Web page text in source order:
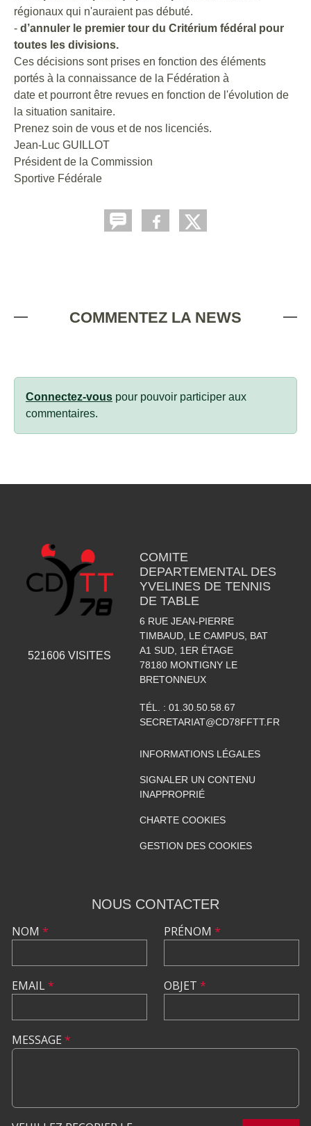
régionaux qui n'auraient pas débuté.
- d’annuler le premier tour du Critérium fédéral pour
toutes les divisions.
Ces décisions sont prises en fonction des éléments
portés à la connaissance de la Fédération à
date et pourront être revues en fonction de l'évolution de
la situation sanitaire.
Prenez soin de vous et de nos licenciés.
Jean-Luc GUILLOT
Président de la Commission
Sportive Fédérale
COMMENTEZ LA NEWS
Connectez-vous pour pouvoir participer aux
commentaires.
521606 VISITES
COMITE
DEPARTEMENTAL DES
YVELINES DE TENNIS
DE TABLE
6 RUE JEAN-PIERRE
TIMBAUD, LE CAMPUS, BAT
A1 SUD, 1ER ÉTAGE
78180 MONTIGNY LE
BRETONNEUX
TÉL. : 01.30.50.58.67
SECRETARIAT@CD78FFTT.FR
INFORMATIONS LÉGALES
SIGNALER UN CONTENU
INAPPROPRIÉ
CHARTE COOKIES
GESTION DES COOKIES
NOUS CONTACTER
NOM *
EMAIL*
PRÉNOM *
OBJET *
MESSAGE *